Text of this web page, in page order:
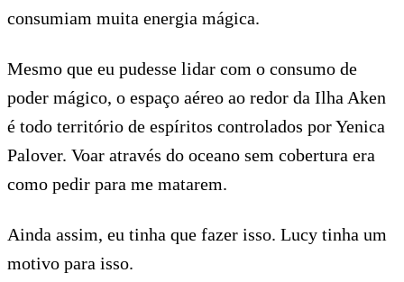
consumiam muita energia mágica.
Mesmo que eu pudesse lidar com o consumo de
poder mágico, o espaço aéreo ao redor da Ilha Aken
é todo território de espíritos controlados por Yenica
Palover. Voar através do oceano sem cobertura era
como pedir para me matarem.
Ainda assim, eu tinha que fazer isso. Lucy tinha um
motivo para isso.